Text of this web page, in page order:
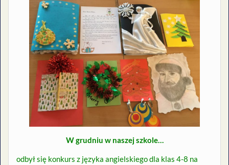
W grudniu w naszej szkole…
odbył się konkurs z języka angielskiego dla klas 4-8 na